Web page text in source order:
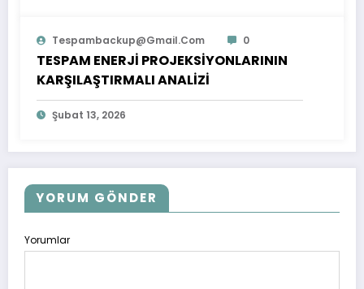
Tespambackup@gmail.com 0
TESPAM ENERJİ PROJEKSİYONLARININ
KARŞILAŞTIRMALI ANALİZİ
Şubat 13, 2026
YORUM GÖNDER
Yorumlar